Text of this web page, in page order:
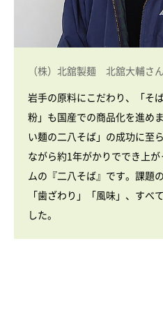
（株）北舘製麺 北舘大輔さん
岩手の原料にこだわり、「そ
粉」も国産での商品化を進め
い麺の二八そば」の成功に至
ながら約1年がかりででき上
ムの『二八そば』です。課題
「歯ざわり」「風味」、すべ
した。